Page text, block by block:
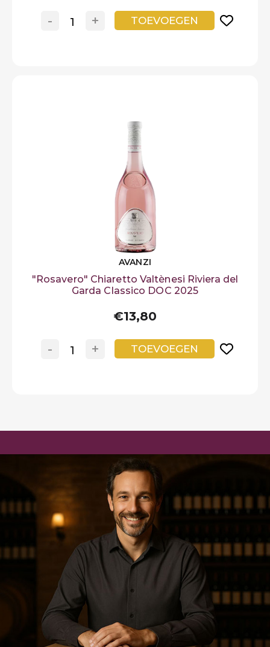
+
- TOEVOEGEN
AVANZI
"Rosavero" Chiaretto Valtènesi Riviera del
Garda Classico DOC 2025
€13,80
+
- TOEVOEGEN